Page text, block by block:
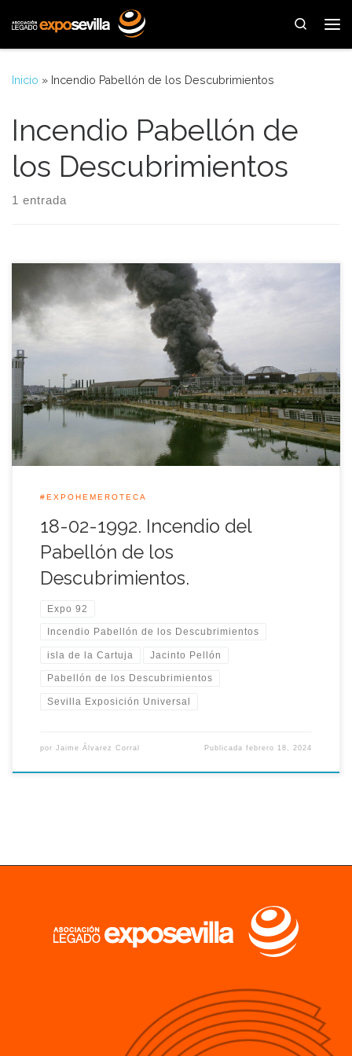
Saltar al contenido
Search
Inicio » Incendio Pabellón de los Descubrimientos
Incendio Pabellón de
los Descubrimientos
1 entrada
Llega el momento de recordar en la Expo-Hemeroteca una
de las fechas más triste de la Expo’92, para ello nos
trasladamos al lugar y hora del incendio del pabellón de los
Descubrimientos de la Exposición Universal de Sevilla, dicho
incendio se produjo sobre las 13:35 horas del 18 de febrero […]
#EXPOHEMEROTECA
18-02-1992. Incendio del
Pabellón de los
Descubrimientos.
Expo 92
Incendio Pabellón de los Descubrimientos
isla de la Cartuja Jacinto Pellón
Pabellón de los Descubrimientos
Sevilla Exposición Universal
por Jaime Álvarez Corral Publicadafebrero 18, 2024